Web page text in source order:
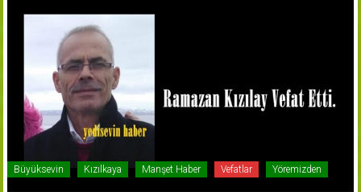
Büyüksevin Kızılkaya Manşet Haber Vefatlar Yöremizden